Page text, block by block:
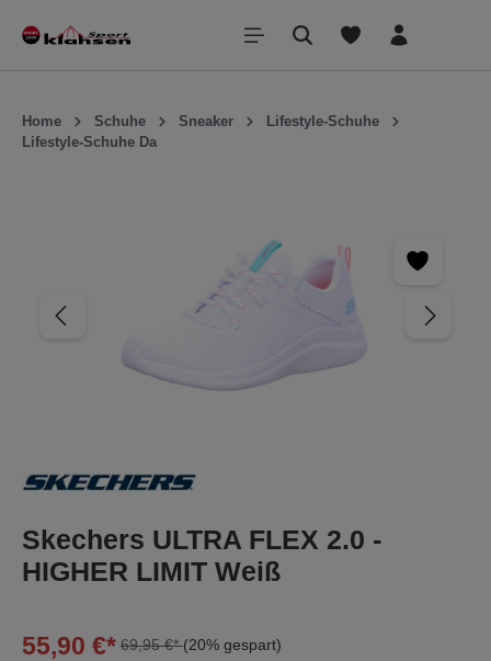
springen
Home Schuhe Sneaker
Lifestyle-Schuhe
Lifestyle-Schuhe Da
Skechers ULTRA FLEX 2.0 -
HIGHER LIMIT Weiß
55,90 €* 69,95 €*(20% gespart)